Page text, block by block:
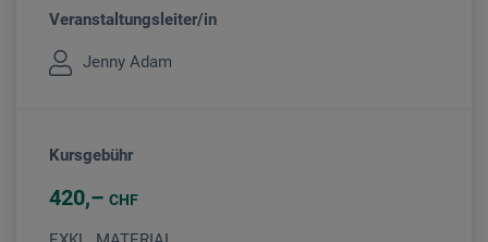
Veranstaltungsleiter/in
Jenny Adam
Kursgebühr
420 CHF